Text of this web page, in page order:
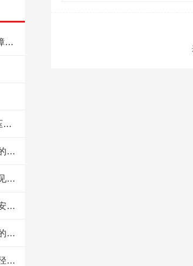
YN-60耐震压力表常见故障及排除方法
316不锈钢压力表安装时压力测点的选择很重要
差压变送器与压力变送器的区别及选型
角行程电动执行机构的常见故障特征有哪些
压力式温度计是怎样进行安装的
氧化锆分析仪在工业锅炉的应用
插入式电磁流量计：大管径流体计量的节能型解决方案